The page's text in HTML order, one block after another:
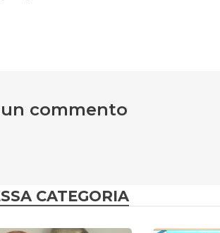
commento
CATEGORIA